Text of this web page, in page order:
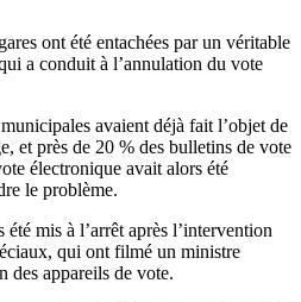
ont été entachées par un véritable
a conduit à l’annulation du vote
avaient déjà fait l’objet de
et près de 20 % des bulletins de vote
électronique avait alors été
le problème.
mis à l’arrêt après l’intervention
qui ont filmé un ministre
des appareils de vote.